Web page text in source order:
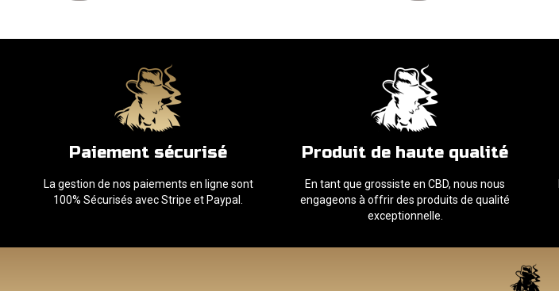
Paiement sécurisé
La gestion de nos paiements en ligne sont
100% Sécurisés avec Stripe et Paypal.
Produit de haute qualité
En tant que grossiste en CBD, nous nous
engageons à offrir des produits de qualité
exceptionnelle.